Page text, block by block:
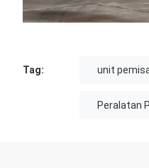
Tag: unit
Peralatan